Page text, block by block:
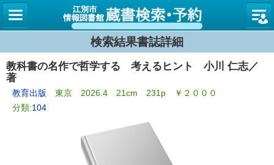
図書館
検索結果書誌詳細
教科書の名作で哲学する 考えるヒント 小川 仁志／
著
教育出版 東京 2026.4 21cm 231p ￥２０００
分類:104